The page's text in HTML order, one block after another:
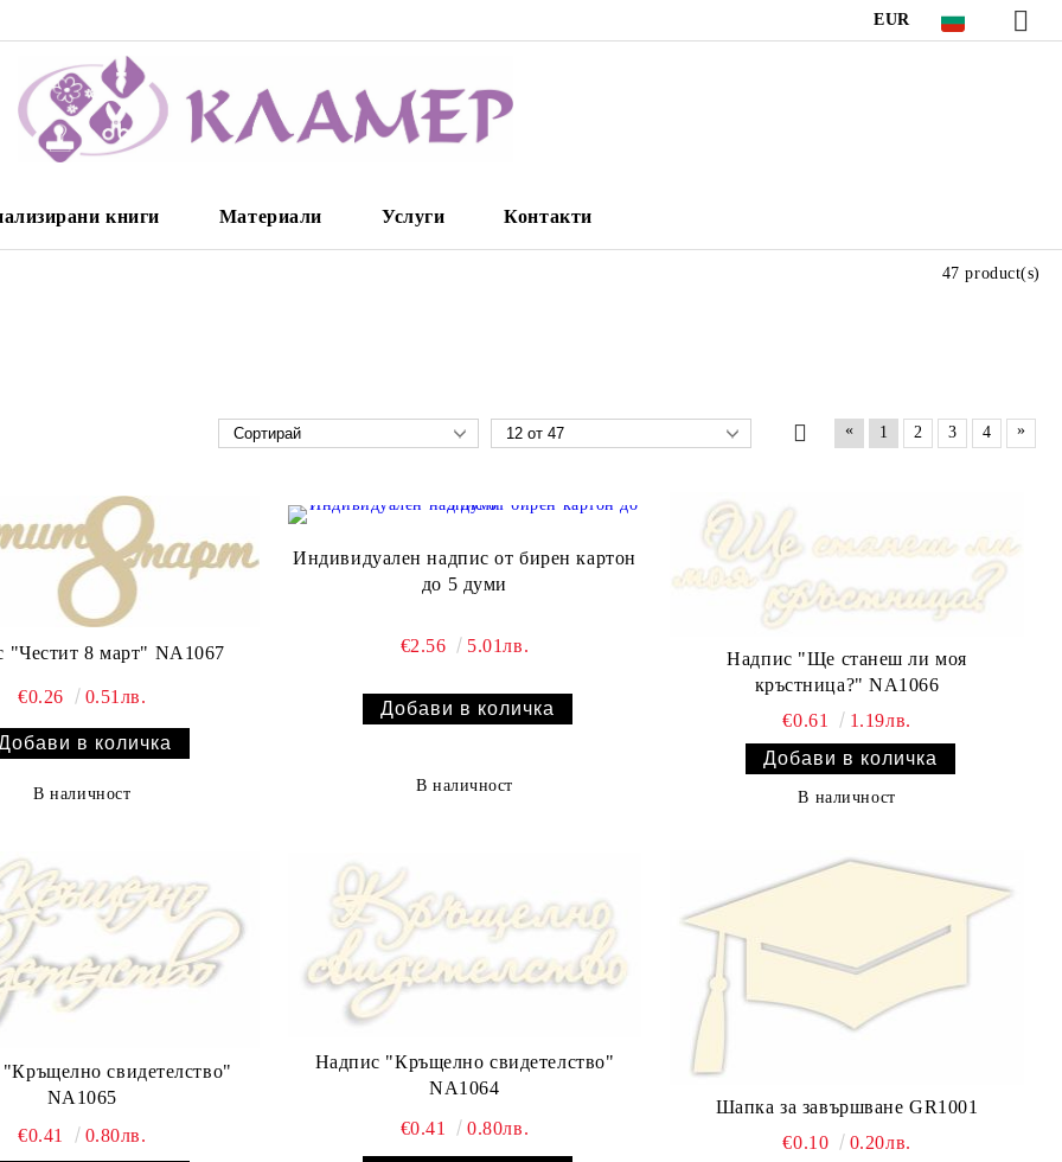
EUR
книги Материали Услуги Контакти
47 product(s)
« 1 2 3 4 »
Надпис "Честит 8 март" NA1067
€0.26 0.51лв.
В наличност
Индивидуален надпис от бирен картон
до 5 думи
€2.56 5.01лв.
В наличност
Надпис "Ще станеш ли моя
кръстница?" NA1066
€0.61
1.19лв.
В наличност
свидетелство"
NA1065
€0.41
0.80лв.
Надпис "Кръщелно свидетелство"
NA1064
€0.41
0.80лв.
Шапка за завършване GR1001
€0.10
0.20лв.